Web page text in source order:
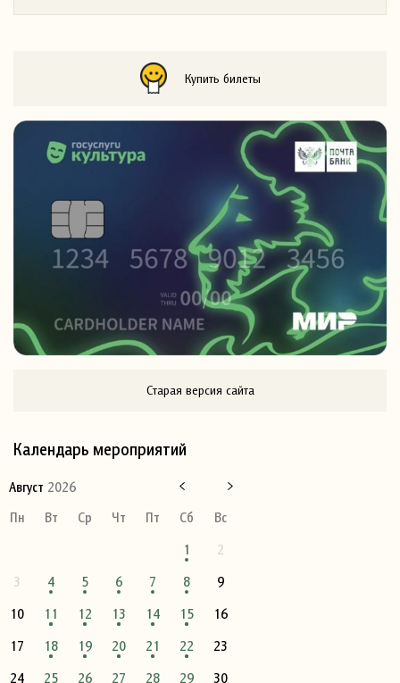
Купить билеты
Старая версия сайта
Календарь мероприятий
Август 2026
Пн
Вт Ср Чт Пт Сб
Вс
1
2
3
4 5 6 7 8
9
10
11 12 13 14 15
16
17
18 19 20 21 22
23
24
25 26 27 28 29
30